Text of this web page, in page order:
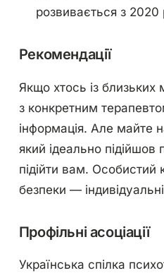
розвивається з 2020
Рекомендації
Якщо хтось із близьких
з конкретним
інформація. Але майте
який ідеально
підійти вам. Особистий
безпеки —
Профільні асоціації
Українська спілка